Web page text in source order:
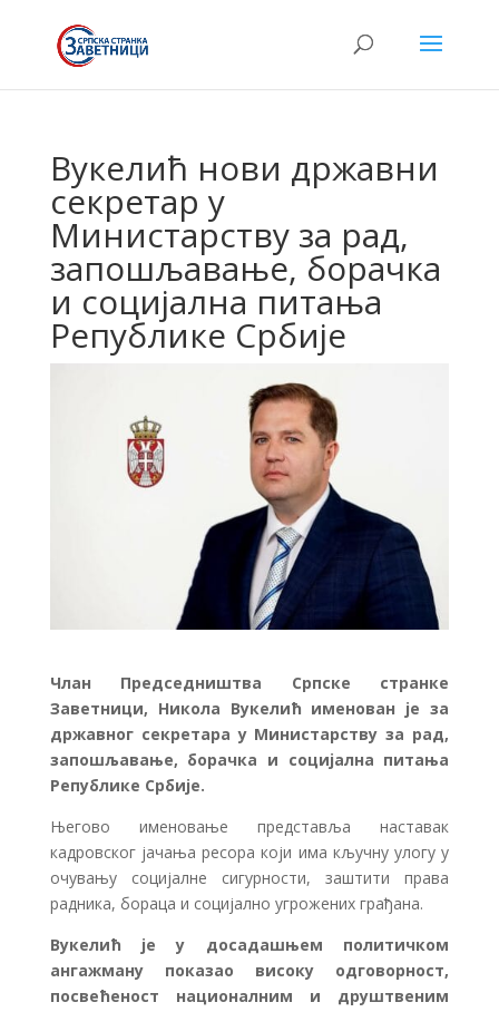
Вукелић нови државни
секретар у
Министарству за рад,
запошљавање, борачка
и социјална питања
Републике Србије
Члан Председништва Српске странке
Заветници, Никола Вукелић именован је за
државног секретара у Министарству за рад,
запошљавање, борачка и социјална питања
Републике Србије.
Његово именовање представља наставак
кадровског јачања ресора који има кључну улогу у
очувању социјалне сигурности, заштити права
радника, бораца и социјално угрожених грађана.
Вукелић је у досадашњем политичком
ангажману показао високу одговорност,
посвећеност националним и друштвеним